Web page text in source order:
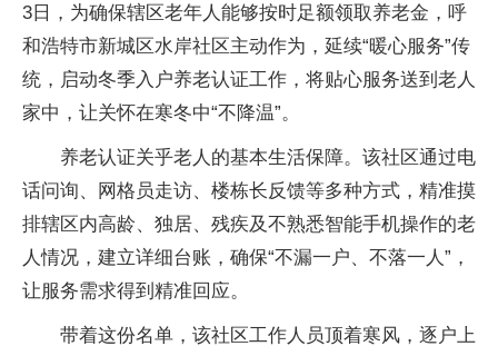
3日，为确保辖区老年人能够按时足额领取养老金，呼
和浩特市新城区水岸社区主动作为，延续“暖心服务”传
统，启动冬季入户养老认证工作，将贴心服务送到老人
家中，让关怀在寒冬中“不降温”。
养老认证关乎老人的基本生活保障。该社区通过电
话问询、网格员走访、楼栋长反馈等多种方式，精准摸
排辖区内高龄、独居、残疾及不熟悉智能手机操作的老
人情况，建立详细台账，确保“不漏一户、不落一人”，
让服务需求得到精准回应。
带着这份名单，该社区工作人员顶着寒风，逐户上